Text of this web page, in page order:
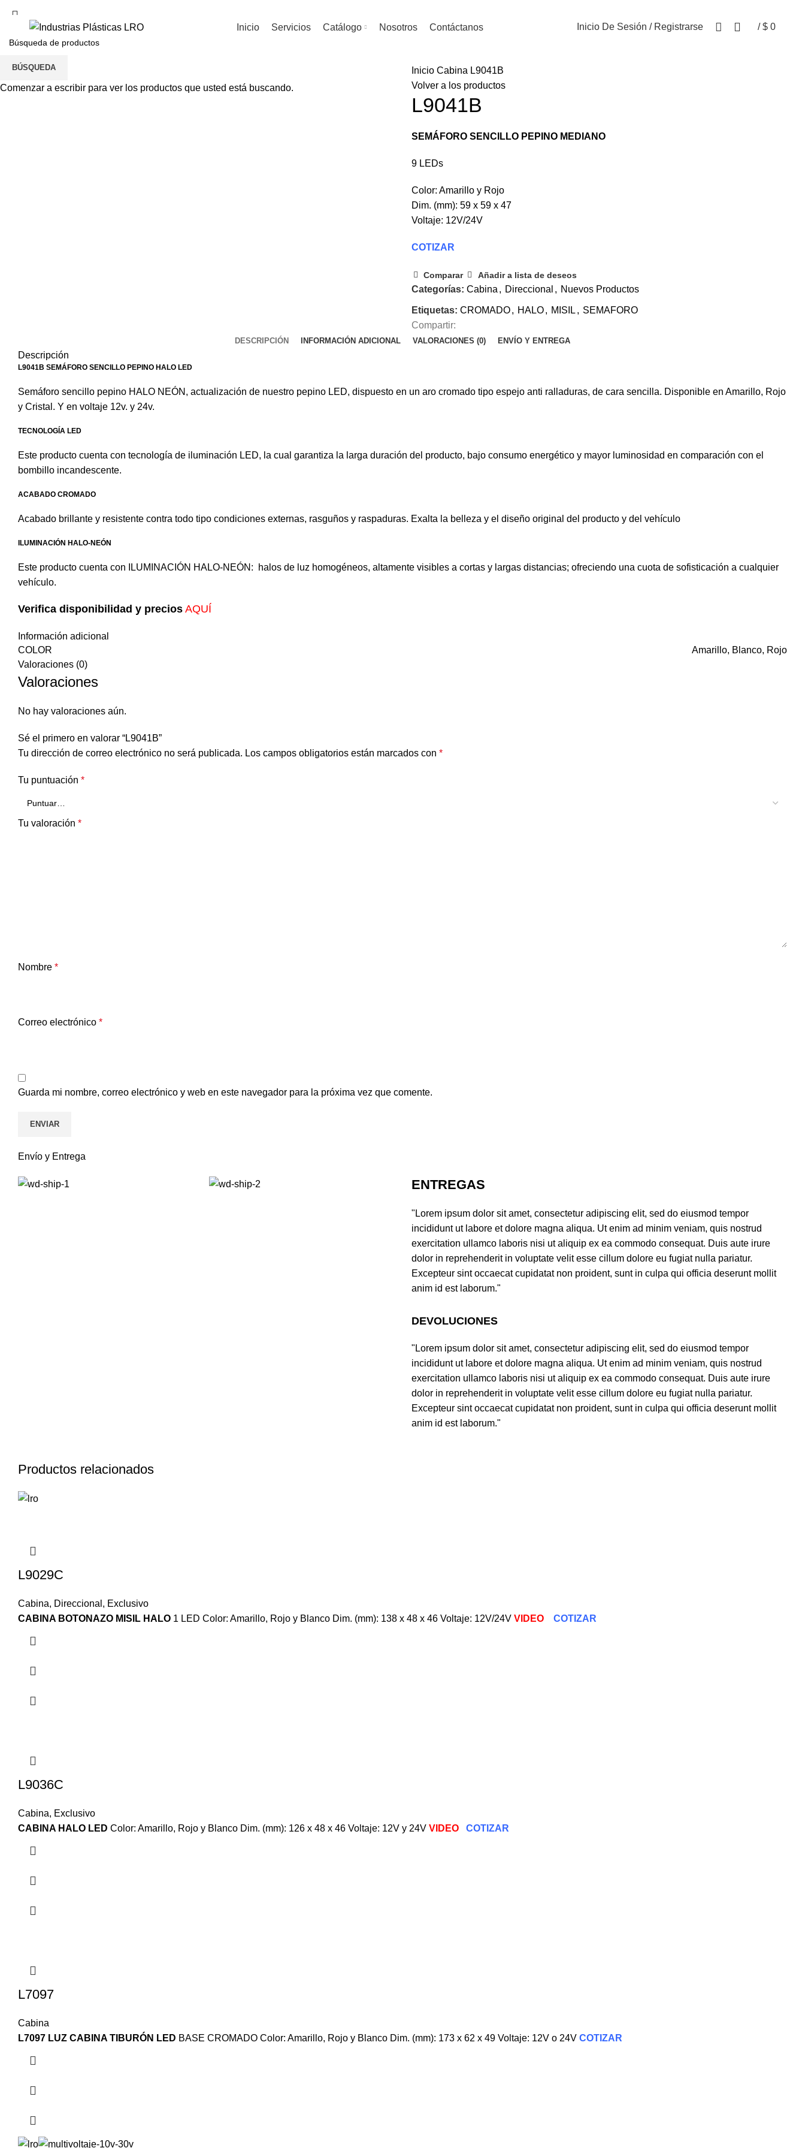
Inicio Servicios Catálogo Nosotros Contáctanos Inicio De Sesión / Registrarse / $ 0
Inicio Cabina L9041B
Volver a los productos
L9041B
SEMÁFORO SENCILLO PEPINO MEDIANO
9 LEDs
Color: Amarillo y Rojo
Dim. (mm): 59 x 59 x 47
Voltaje: 12V/24V
COTIZAR
Comparar Añadir a lista de deseos
Categorías: Cabina , Direccional , Nuevos Productos
Etiquetas: CROMADO, HALO, MISIL , SEMAFORO
Compartir:
DESCRIPCIÓN INFORMACIÓN ADICIONAL VALORACIONES (0) ENVÍO Y ENTREGA
Descripción
L9041B SEMÁFORO SENCILLO PEPINO HALO LED
Semáforo sencillo pepino HALO NEÓN, actualización de nuestro pepino LED, dispuesto en un aro cromado tipo espejo anti ralladuras, de cara sencilla. Disponible en Amarillo, Rojo
y Cristal. Y en voltaje 12v. y 24v.
TECNOLOGÍA LED
Este producto cuenta con tecnología de iluminación LED, la cual garantiza la larga duración del producto, bajo consumo energético y mayor luminosidad en comparación con el
bombillo incandescente.
ACABADO CROMADO
Acabado brillante y resistente contra todo tipo condiciones externas, rasguños y raspaduras. Exalta la belleza y el diseño original del producto y del vehículo
ILUMINACIÓN HALO-NEÓN
Este producto cuenta con ILUMINACIÓN HALO-NEÓN: halos de luz homogéneos, altamente visibles a cortas y largas distancias; ofreciendo una cuota de sofisticación a cualquier
vehículo.
Verifica disponibilidad y precios AQUÍ
Información adicional
COLOR
Amarillo, Blanco, Rojo
Valoraciones (0)
Valoraciones
No hay valoraciones aún.
Sé el primero en valorar “L9041B”
Tu dirección de correo electrónico no será publicada. Los campos obligatorios están marcados con *
Tu puntuación *
Tu valoración *
Nombre *
Correo electrónico *
Guarda mi nombre, correo electrónico y web en este navegador para la próxima vez que comente.
Envío y Entrega
ENTREGAS
"Lorem ipsum dolor sit amet, consectetur adipiscing elit, sed do eiusmod tempor
incididunt ut labore et dolore magna aliqua. Ut enim ad minim veniam, quis nostrud
exercitation ullamco laboris nisi ut aliquip ex ea commodo consequat. Duis aute irure
dolor in reprehenderit in voluptate velit esse cillum dolore eu fugiat nulla pariatur.
Excepteur sint occaecat cupidatat non proident, sunt in culpa qui officia deserunt mollit
anim id est laborum."
DEVOLUCIONES
"Lorem ipsum dolor sit amet, consectetur adipiscing elit, sed do eiusmod tempor
incididunt ut labore et dolore magna aliqua. Ut enim ad minim veniam, quis nostrud
exercitation ullamco laboris nisi ut aliquip ex ea commodo consequat. Duis aute irure
dolor in reprehenderit in voluptate velit esse cillum dolore eu fugiat nulla pariatur.
Excepteur sint occaecat cupidatat non proident, sunt in culpa qui officia deserunt mollit
anim id est laborum."
Productos relacionados
L9029C
Cabina, Direccional , Exclusivo
CABINA BOTONAZO MISIL HALO 1 LED Color: Amarillo, Rojo y Blanco Dim. (mm): 138 x 48 x 46 Voltaje: 12V/24V VIDEO COTIZAR
L9036C
Cabina, Exclusivo
CABINA HALO LED Color: Amarillo, Rojo y Blanco Dim. (mm): 126 x 48 x 46 Voltaje: 12V y 24V VIDEO COTIZAR
L7097
Cabina
L7097 LUZ CABINA TIBURÓN LED BASE CROMADO Color: Amarillo, Rojo y Blanco Dim. (mm): 173 x 62 x 49 Voltaje: 12V o 24V COTIZAR
BÚSQUEDA
Comenzar a escribir para ver los productos que usted está buscando.